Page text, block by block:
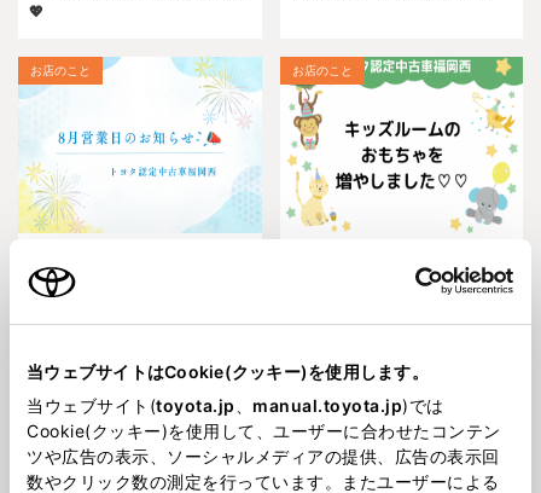
当ウェブサイトはCookie(クッキー)を使用します。
当ウェブサイト(toyota.jp manual.toyota.jp)では
Cookie(クッキー)を使用して、ユーザーに合わせたコンテン
ツや広告の表示、ソーシャルメディアの提供、広告の表示回
数やクリック数の測定を行っています。またユーザーによる
💖
お店のこと
トヨタ認定中古車福岡西店💛８月
営業日のお知らせ💛
お店のこと
トヨタ認定中古車 福岡西店💛
NEWキッズルーム💛